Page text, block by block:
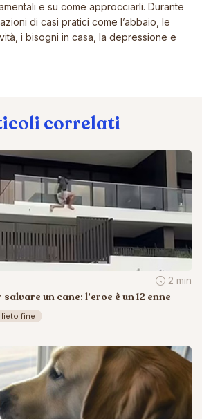
e su come approcciarli. Durante
di casi pratici come l’abbaio, le
i bisogni in casa, la depressione e
correlati
2 min
un cane: l'eroe è un 12 enne
lieto fine